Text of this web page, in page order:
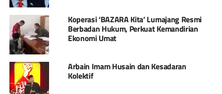
Koperasi ‘BAZARA Kita’ Lumajang Resmi
Berbadan Hukum, Perkuat Kemandirian
Ekonomi Umat
Arbain Imam Husain dan Kesadaran
Kolektif